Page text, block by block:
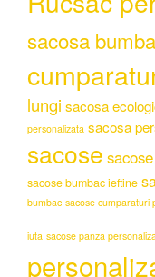
sacosa
lungi sacosa
personalizata sacosa
sacose
sacose bumbac ieftine
bumbac sacose cumparaturi
iuta sacose panza